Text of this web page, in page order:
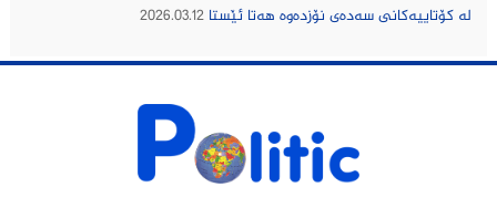
له‌ كۆتاییه‌كانی سه‌ده‌ی نۆزده‌وه‌ هه‌تا ئێستا 2026.03.12